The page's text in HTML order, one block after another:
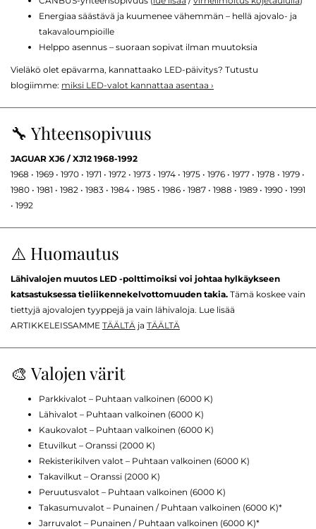
Energiaa säästävä ja kuumenee vähemmän – hellä ajovalo- ja
takavaloumpioille
Helppo asennus – suoraan sopivat ilman muutoksia
Vieläkö olet epävarma, kannattaako LED-päivitys? Tutustu
blogiimme: miksi LED-valot kannattaa asentaa ›
🔧 Yhteensopivuus
JAGUAR XJ6 / XJ12 1968-1992
1968 • 1969 • 1970 • 1971 • 1972 • 1973 • 1974 • 1975 • 1976 • 1977 • 1978 • 1979 •
1980 • 1981 • 1982 • 1983 • 1984 • 1985 • 1986 • 1987 • 1988 • 1989 • 1990 • 1991
• 1992
⚠️ Huomautus
Lähivalojen muutos LED -polttimoiksi voi johtaa hylkäykseen
katsastuksessa tieliikennekelvottomuuden takia. Tämä koskee vain
tiettyjä ajovalojen tyyppejä ja vain lähivaloja. Lue lisää
ARTIKKELEISSAMME TÄÄLTÄ ja TÄÄLTÄ
🎨 Valojen värit
Parkkivalot – Puhtaan valkoinen (6000 K)
Lähivalot – Puhtaan valkoinen (6000 K)
Kaukovalot – Puhtaan valkoinen (6000 K)
Etuvilkut – Oranssi (2000 K)
Rekisterikilven valot – Puhtaan valkoinen (6000 K)
Takavilkut – Oranssi (2000 K)
Peruutusvalot – Puhtaan valkoinen (6000 K)
Takasumuvalot – Punainen / Puhtaan valkoinen (6000 K)*
Jarruvalot – Punainen / Puhtaan valkoinen (6000 K)*